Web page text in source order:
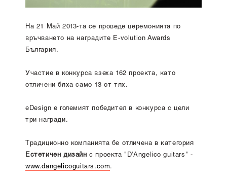
На 21 Май 2013-та се проведе церемонията по
връчването на наградите E-volution Awards
България.
Участие в конкурса взеха 162 проекта, като
отличени бяха само 13 от тях.
eDesign е голeмият победител в конкурса с цели
три награди.
Традиционно компанията бе отличена в категория
Естетичен дизайн с проекта "D'Angelico guitars" -
www.dangelicoguitars.com.